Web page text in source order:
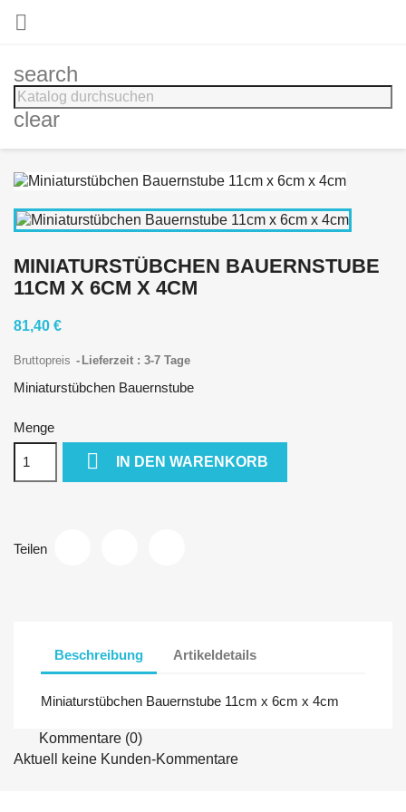

search
clear
MINIATURSTÜBCHEN BAUERNSTUBE
11CM X 6CM X 4CM
81,40 €
Bruttopreis Lieferzeit : 3-7 Tage
Miniaturstübchen Bauernstube
Menge
 IN DEN WARENKORB
Teilen
Beschreibung Artikeldetails
Miniaturstübchen Bauernstube 11cm x 6cm x 4cm
Kommentare (0)
Aktuell keine Kunden-Kommentare